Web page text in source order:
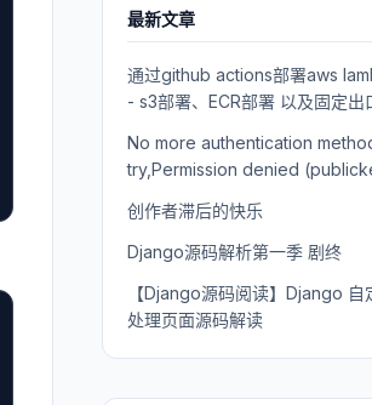
最新文章
通过github actions部署aws
- s3部署、ECR部署 以及固定出
No more authentication
try,Permission denied
创作者滞后的快乐
Django源码解析第一季 剧终
【Django源码阅读】Django 自
处理页面源码解读